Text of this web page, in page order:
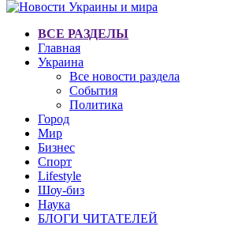
ВСЕ РАЗДЕЛЫ
Главная
Украина
Все новости раздела
События
Политика
Город
Мир
Бизнес
Спорт
Lifestyle
Шоу-биз
Наука
БЛОГИ ЧИТАТЕЛЕЙ